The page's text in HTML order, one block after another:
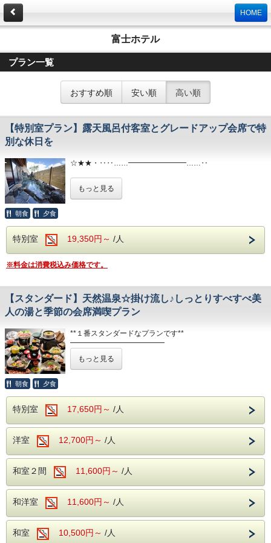
HOME
富士ホテル
プラン一覧
おすすめ順 安い順 高い順
【特別室プラン】露天風呂付客室とグレードアップ会席で特
別な休日を
☆★★・‥‥……━━━━━━━━……‥
露天風呂付客室とグレードアップ会席をお愉しみいただけま
す。
専用の大理石内風呂、露天岩風呂付きの特別室は
リビング＋10帖＋ツインのゆったりとしたスペースに
別室の寝室にはゆったりサイズのベッドを完備しています。
ださい。
季節の旬を取り入れた、見た目にも美しい会席。
個室お食事処でゆったりお過ごしください。
17:00～19:00スタート（ラストオーダー20:30）
◇ご朝食◇
旅館の美味しい朝ごはんをお召し上がりください。
07:00～最終09:00
◇温泉◆
もちろん大浴場もご利用頂けます。
もっと見る
朝食 夕食
特別室 19,350円～ /人
※料金は消費税込み価格です。
【スタンダード】天然温泉☆掛け流し♪しっとりすべすべ美
人の湯と季節の会席満喫プラン
**１番スタンダードなプランです**
━━━━━━━━━━━━━
土蔵づくりの南家が立ち並び、芝居小屋八千代座がある
山鹿豊前街道は、風情たっぷり昔ながらの町並み。
観光をたっぷり楽しんだ後は当館自慢の温泉にゆーっくり肩
心とからだを癒してください。
◆ご夕食◆
素材にこだわった会席料理をお楽しみください。
温かいものは温かいうちに、冷たいものは冷たいうちに、
一番美味しい状態でお召し上がりいただけるよう心がけてお
出しいたします。
17:00～19:00スタート（ラストオーダー20:30）
もっと見る
朝食 夕食
特別室 17,650円～ /人
洋室 12,700円～ /人
和室２間 11,600円～ /人
和洋室 11,600円～ /人
和室 10,500円～ /人